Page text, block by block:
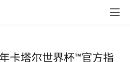
卡塔尔世界杯™官方指